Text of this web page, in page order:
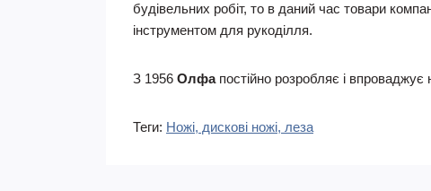
будівельних робіт, то в даний час товари
інструментом для рукоділля.
З 1956 Олфапостійно розробляє і впроваджує
Теги: Ножі, дискові ножі, леза